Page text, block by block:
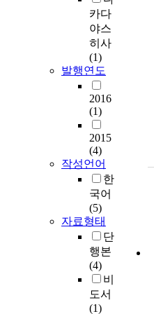
카다
야스
히사
(1)
발행연도
2016
(1)
2015
(4)
작성언어
한
국어
(5)
자료형태
단
행본
(4)
비
도서
(1)